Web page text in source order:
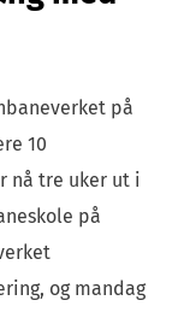
på
10
nå tre uker ut i
på
og mandag